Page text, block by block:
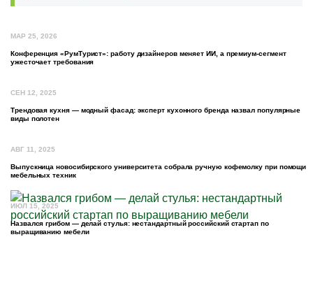
МАР 25, 2026
Конференция «РумТурист»: работу дизайнеров меняет ИИ, а премиум-сегмент
ужесточает требования
СЕН 12, 2025
Трендовая кухня — модный фасад: эксперт кухонного бренда назвал популярные
виды полотен
АВГ 11, 2025
Выпускница новосибирского университета собрала ручную кофемолку при помощи
мебельных техник
ИЮЛ 15, 2025
Назвался грибом — делай стулья: нестандартный российский стартап по
выращиванию мебели